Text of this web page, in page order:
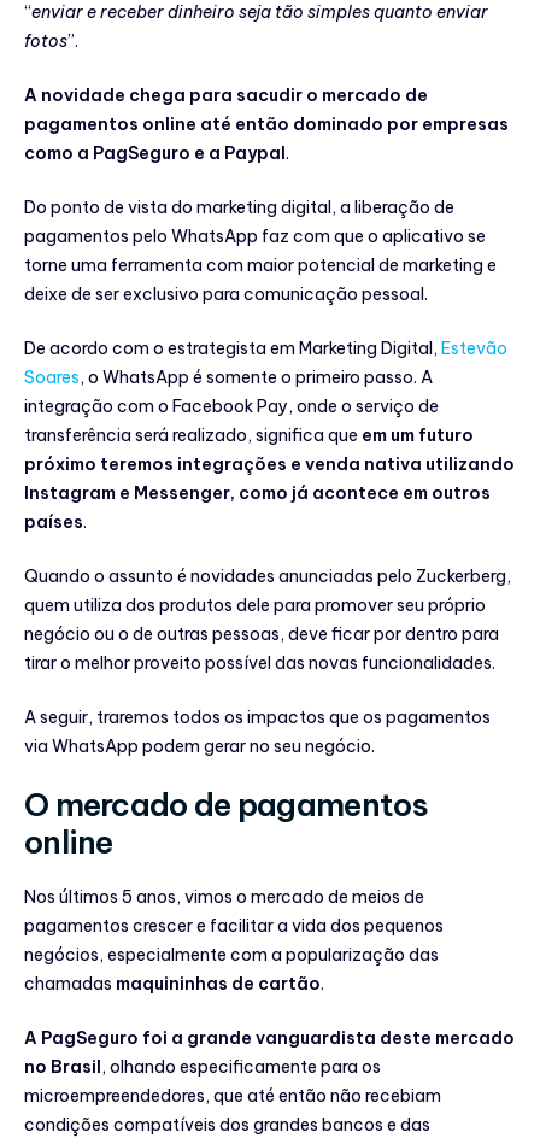
‘‘enviar e receber dinheiro seja tão simples quanto enviar
fotos’’.
A novidade chega para sacudir o mercado de
pagamentos online até então dominado por empresas
como a PagSeguro e a Paypal.
Do ponto de vista do marketing digital, a liberação de
pagamentos pelo WhatsApp faz com que o aplicativo se
torne uma ferramenta com maior potencial de marketing e
deixe de ser exclusivo para comunicação pessoal.
De acordo com o estrategista em Marketing Digital, Estevão
Soares, o WhatsApp é somente o primeiro passo. A
integração com o Facebook Pay, onde o serviço de
transferência será realizado, significa que em um futuro
próximo teremos integrações e venda nativa utilizando
Instagram e Messenger, como já acontece em outros
países.
Quando o assunto é novidades anunciadas pelo Zuckerberg,
quem utiliza dos produtos dele para promover seu próprio
negócio ou o de outras pessoas, deve ficar por dentro para
tirar o melhor proveito possível das novas funcionalidades.
A seguir, traremos todos os impactos que os pagamentos
via WhatsApp podem gerar no seu negócio.
O mercado de pagamentos
online
Nos últimos 5 anos, vimos o mercado de meios de
pagamentos crescer e facilitar a vida dos pequenos
negócios, especialmente com a popularização das
chamadas maquininhas de cartão.
A PagSeguro foi a grande vanguardista deste mercado
no Brasil, olhando especificamente para os
microempreendedores, que até então não recebiam
condições compatíveis dos grandes bancos e das